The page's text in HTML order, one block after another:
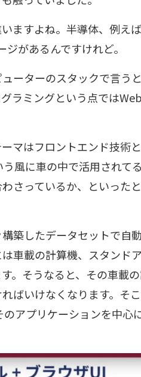
ますよね。半導体、例え
があるんですけれど。
ーターのスタックで言う
ラミングという点では
マはフロントエンド技術
風に車の中で活用されて
さっているか、といった
築したデータセットで自
車載の計算機、スタンド
。そうなると、その車載
ばいけなくなります。そ
アプリケーションを中心